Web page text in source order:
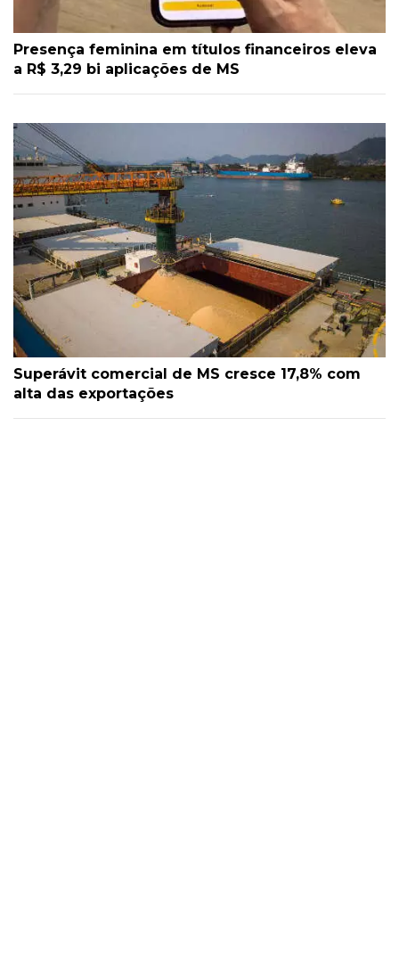
Presença feminina em títulos financeiros eleva
a R$ 3,29 bi aplicações de MS
Superávit comercial de MS cresce 17,8% com
alta das exportações